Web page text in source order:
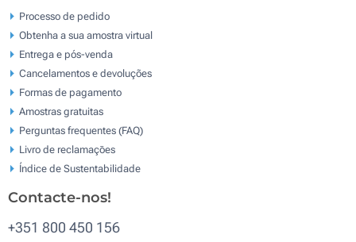
Processo de pedido
Obtenha a sua amostra virtual
Entrega e pós-venda
Cancelamentos e devoluções
Formas de pagamento
Amostras gratuitas
Perguntas frequentes (FAQ)
Livro de reclamaçōes
Índice de Sustentabilidade
Contacte-nos!
+351 800 450 156